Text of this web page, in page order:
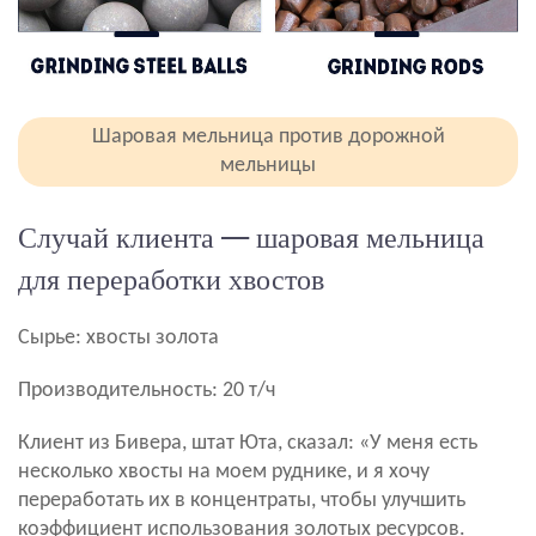
Шаровая мельница против дорожной
мельницы
Случай клиента — шаровая мельница
для переработки хвостов
Сырье: хвосты золота
Производительность: 20 т/ч
Клиент из Бивера, штат Юта, сказал: «У меня есть
несколько хвосты на моем руднике, и я хочу
переработать их в концентраты, чтобы улучшить
коэффициент использования золотых ресурсов.